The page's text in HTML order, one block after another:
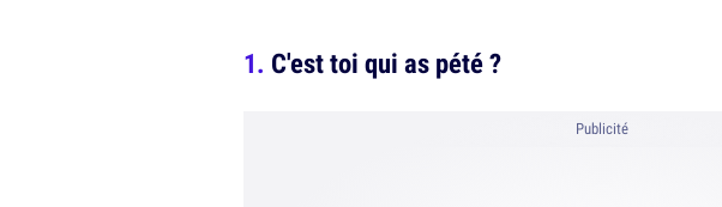
C'est toi qui as pété ?
Publicité